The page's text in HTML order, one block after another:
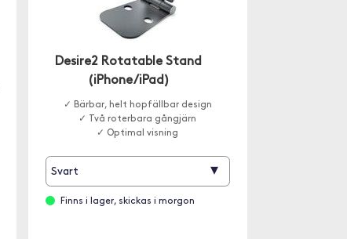
Desire2 Rotatable Stand
(iPhone/iPad)
✓ Bärbar, helt hopfällbar design
✓ Två roterbara gångjärn
✓ Optimal visning
Svart ▾
Finns i lager, skickas i morgon